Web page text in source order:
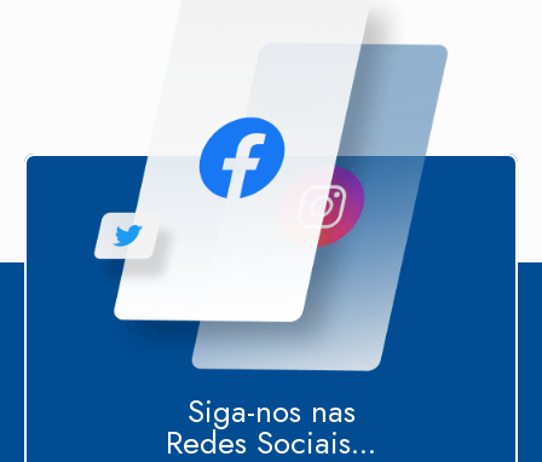
Siga-nos nas
Redes Sociais...